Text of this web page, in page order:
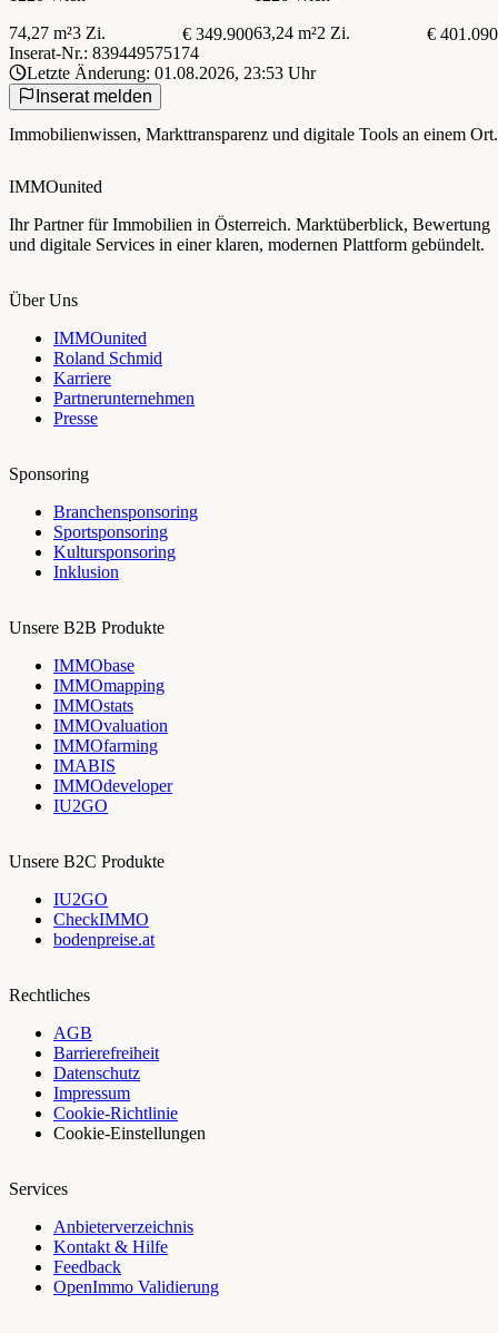
74,27 m²3 Zi. € 349.90063,24 m²2 Zi.
€ 401.090
Inserat-Nr.: 839449575174
Letzte Änderung: 01.08.2026, 23:53 Uhr
Inserat melden
Immobilienwissen, Markttransparenz und digitale Tools an einem Ort.
IMMOunited
Ihr Partner für Immobilien in Österreich. Marktüberblick, Bewertung
und digitale Services in einer klaren, modernen Plattform gebündelt.
Über Uns
IMMOunited
Roland Schmid
Karriere
Partnerunternehmen
Presse
Sponsoring
Branchensponsoring
Sportsponsoring
Kultursponsoring
Inklusion
Unsere B2B Produkte
IMMObase
IMMOmapping
IMMOstats
IMMOvaluation
IMMOfarming
IMABIS
IMMOdeveloper
IU2GO
Unsere B2C Produkte
IU2GO
CheckIMMO
bodenpreise.at
Rechtliches
AGB
Barrierefreiheit
Datenschutz
Impressum
Cookie-Richtlinie
Cookie-Einstellungen
Services
Anbieterverzeichnis
Kontakt & Hilfe
Feedback
OpenImmo Validierung